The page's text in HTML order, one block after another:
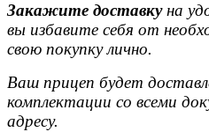
Закажите доставкуна
вы избавите себя от
свою покупку лично.
Ваш прицеп будет
комплектации со всеми
адресу.